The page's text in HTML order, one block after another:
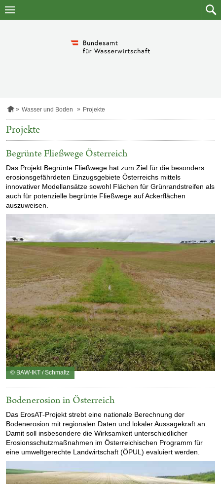
Zum
Zum
S
a
r
t
e
i
t
e
Wasser und Boden Projekte
Projekte
Begrünte Fließwege Österreich
Das Projekt Begrünte Fließwege hat zum Ziel für die besonders
erosionsgefährdeten Einzugsgebiete Österreichs mittels
innovativer Modellansätze sowohl Flächen für Grünrandstreifen als
auch für potenzielle begrünte Fließwege auf Ackerflächen
auszuweisen.
© BAW-IKT / Schmaltz
Bodenerosion in Österreich
Das ErosAT-Projekt strebt eine nationale Berechnung der
Bodenerosion mit regionalen Daten und lokaler Aussagekraft an.
Damit soll insbesondere die Wirksamkeit unterschiedlicher
Erosionsschutzmaßnahmen im Österreichischen Programm für
eine umweltgerechte Landwirtschaft (ÖPUL) evaluiert werden.